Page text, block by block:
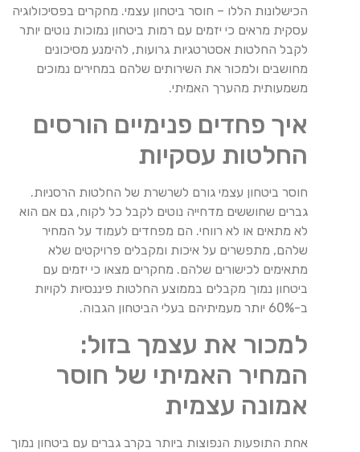
הכישלונות הללו – חוסר ביטחון עצמי. מחקרים בפסיכולוגיה
עסקית מראים כי יזמים עם רמות ביטחון נמוכות נוטים יותר
לקבל החלטות אסטרטגיות גרועות, להימנע מסיכונים
מחושבים ולמכור את השירותים שלהם במחירים נמוכים
משמעותית מהערך האמיתי.
איך פחדים פנימיים הורסים
החלטות עסקיות
חוסר ביטחון עצמי גורם לשרשרת של החלטות הרסניות.
גברים שחוששים מדחייה נוטים לקבל כל לקוח, גם אם הוא
לא מתאים או לא רווחי. הם מפחדים לעמוד על המחיר
שלהם, מתפשרים על איכות ומקבלים פרויקטים שלא
מתאימים לכישורים שלהם. מחקרים מצאו כי יזמים עם
ביטחון נמוך מקבלים בממוצע החלטות פיננסיות לקויות
ב-60% יותר מעמיתיהם בעלי הביטחון הגבוה.
למכור את עצמך בזול:
המחיר האמיתי של חוסר
אמונה עצמית
אחת התופעות הנפוצות ביותר בקרב גברים עם ביטחון נמוך